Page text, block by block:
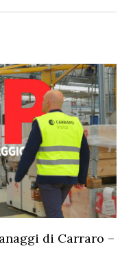
di Carraro –